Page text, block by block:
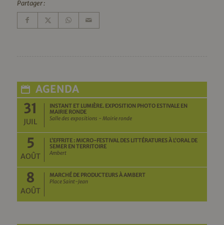
Partager :
AGENDA
31
JUIL
INSTANT ET LUMIÈRE. EXPOSITION PHOTO ESTIVALE EN
MAIRIE RONDE
Salle des expositions - Mairie ronde
5
AOÛT
L’EFFRITE : MICRO-FESTIVAL DES LITTÉRATURES À L’ORAL DE
SEMER EN TERRITOIRE
Ambert
8
AOÛT
MARCHÉ DE PRODUCTEURS À AMBERT
Place Saint-Jean